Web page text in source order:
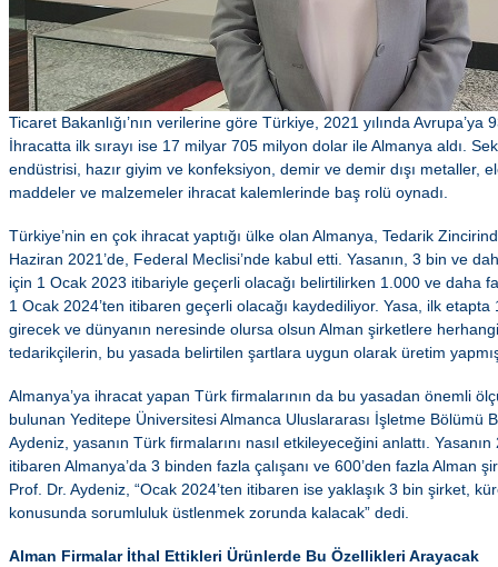
Ticaret Bakanlığı’nın verilerine göre Türkiye, 2021 yılında Avrupa’ya
İhracatta ilk sırayı ise 17 milyar 705 milyon dolar ile Almanya aldı.
endüstrisi, hazır giyim ve konfeksiyon, demir ve demir dışı metaller,
maddeler ve malzemeler ihracat kalemlerinde baş rolü oynadı.
Türkiye’nin en çok ihracat yaptığı ülke olan Almanya, Tedarik
Haziran 2021’de, Federal Meclisi’nde kabul etti. Yasanın, 3 bin ve
için 1 Ocak 2023 itibariyle geçerli olacağı belirtilirken 1.000 ve daha
1 Ocak 2024’ten itibaren geçerli olacağı kaydediliyor. Yasa, ilk etapta
girecek ve dünyanın neresinde olursa olsun Alman şirketlere
tedarikçilerin, bu yasada belirtilen şartlara uygun olarak üretim
Almanya’ya ihracat yapan Türk firmalarının da bu yasadan önemli
bulunan Yeditepe Üniversitesi Almanca Uluslararası İşletme Bölümü
Aydeniz, yasanın Türk firmalarını nasıl etkileyeceğini anlattı.
itibaren Almanya’da 3 binden fazla çalışanı ve 600’den fazla Alman
Prof. Dr. Aydeniz, “Ocak 2024’ten itibaren ise yaklaşık 3 bin şirket,
konusunda sorumluluk üstlenmek zorunda kalacak” dedi.
Alman Firmalar İthal Ettikleri Ürünlerde Bu Özellikleri Arayacak